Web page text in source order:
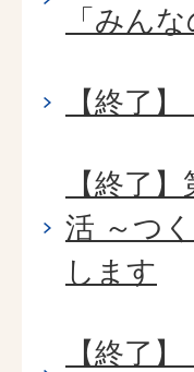
「みん
【終了
【終了
活 ～つ
します
【終了